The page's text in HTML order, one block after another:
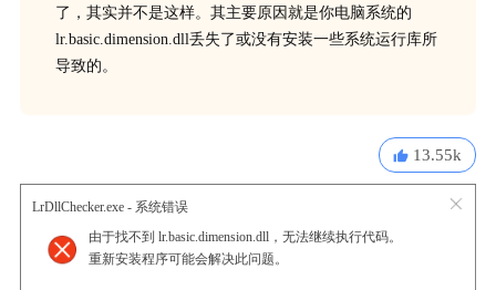
了，其实并不是这样。其主要原因就是你电脑系统的
lr.basic.dimension.dll丢失了或没有安装一些系统运行库所
导致的。
13.55k
LrDllChecker.exe - 系统错误
由于找不到 lr.basic.dimension.dll，无法继续执行代码。
重新安装程序可能会解决此问题。